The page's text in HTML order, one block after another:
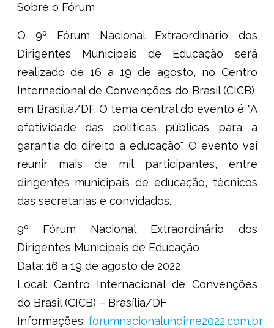
Sobre o Fórum
O 9º Fórum Nacional Extraordinário dos
Dirigentes Municipais de Educação será
realizado de 16 a 19 de agosto, no Centro
Internacional de Convenções do Brasil (CICB),
em Brasília/DF. O tema central do evento é "A
efetividade das políticas públicas para a
garantia do direito à educação". O evento vai
reunir mais de mil participantes, entre
dirigentes municipais de educação, técnicos
das secretarias e convidados.
9º Fórum Nacional Extraordinário dos
Dirigentes Municipais de Educação
Data: 16 a 19 de agosto de 2022
Local: Centro Internacional de Convenções
do Brasil (CICB) – Brasília/DF
Informações: forumnacionalundime2022.com.br